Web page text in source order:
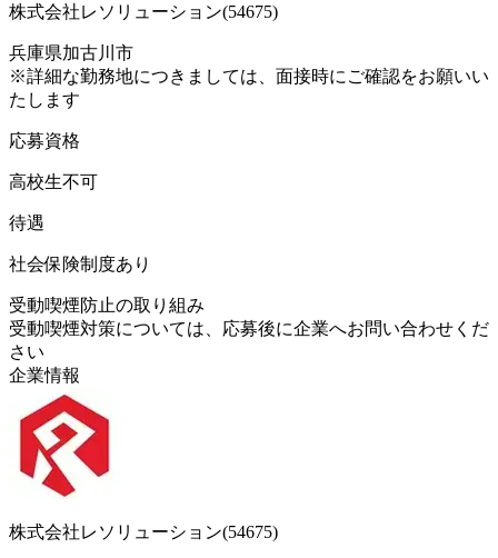
株式会社レソリューション(54675)
兵庫県加古川市
※詳細な勤務地につきましては、面接時にご確認をお願いい
たします
応募資格
高校生不可
待遇
社会保険制度あり
受動喫煙防止の取り組み
受動喫煙対策については、応募後に企業へお問い合わせくだ
さい
企業情報
株式会社レソリューション(54675)